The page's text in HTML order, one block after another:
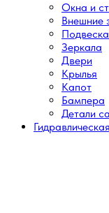
Окна и
Внешние
Зеркала
Двери
Крылья
Капот
Бампера
Детали